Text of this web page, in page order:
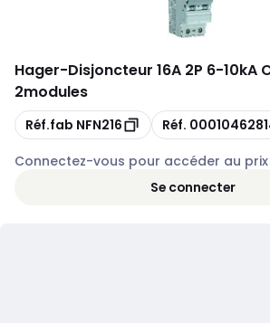
Hager-Disjoncteur 16A 2P 6-10kA
2modules
Copie
Réf.fab NFN216 Copie
Réf.
Connectez-vous pour accéder au
Se connecter